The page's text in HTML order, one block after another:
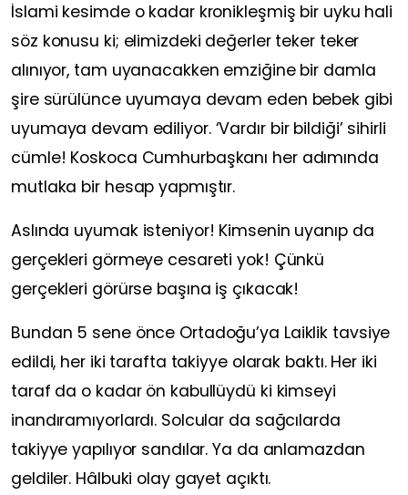
İslami kesimde o kadar kronikleşmiş bir uyku hali
söz konusu ki; elimizdeki değerler teker teker
alınıyor, tam uyanacakken emziğine bir damla
şire sürülünce uyumaya devam eden bebek gibi
uyumaya devam ediliyor. ‘Vardır bir bildiği’ sihirli
cümle! Koskoca Cumhurbaşkanı her adımında
mutlaka bir hesap yapmıştır.
Aslında uyumak isteniyor! Kimsenin uyanıp da
gerçekleri görmeye cesareti yok! Çünkü
gerçekleri görürse başına iş çıkacak!
Bundan 5 sene önce Ortadoğu’ya Laiklik tavsiye
edildi, her iki tarafta takiyye olarak baktı. Her iki
taraf da o kadar ön kabullüydü ki kimseyi
inandıramıyorlardı. Solcular da sağcılarda
takiyye yapılıyor sandılar. Ya da anlamazdan
geldiler. Hâlbuki olay gayet açıktı.